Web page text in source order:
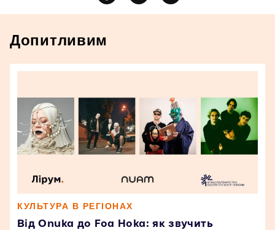
Допитливим
КУЛЬТУРА В РЕГІОНАХ
Від Onuka до Foa Hoka: як звучить